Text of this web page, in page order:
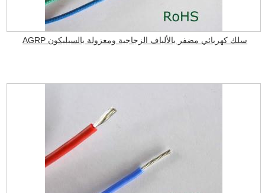
سلك كهربائي مضفر بالألياف الزجاجية ومعزولة بالسيليكون AGRP